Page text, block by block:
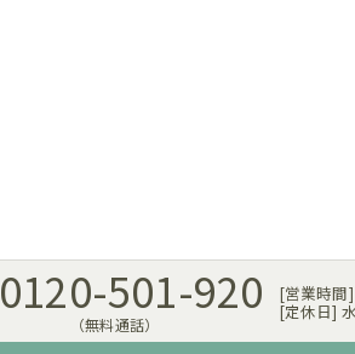
0120-501-920
（無料通話）
[営業時間]
[定休日]